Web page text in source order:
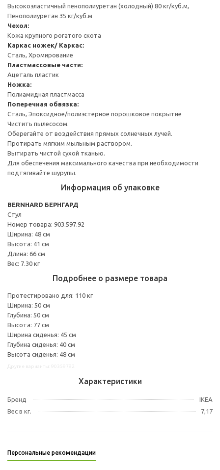
Высокоэластичный пенополиуретан (холодный) 80 кг/куб.м,
Пенополиуретан 35 кг/куб.м
Чехол:
Кожа крупного рогатого скота
Каркас ножек/ Каркас:
Сталь, Хромирование
Пластмассовые части:
Ацеталь пластик
Ножка:
Полиамидная пластмасса
Поперечная обвязка:
Сталь, Эпоксидное/полиэстерное порошковое покрытие
Чистить пылесосом.
Оберегайте от воздействия прямых солнечных лучей.
Протирать мягким мыльным раствором.
Вытирать чистой сухой тканью.
Для обеспечения максимального качества при необходимости
подтягивайте шурупы.
Информация об упаковке
BERNHARD БЕРНГАРД
Стул
Номер товара: 903.597.92
Ширина: 48 см
Высота: 41 см
Длина: 66 см
Вес: 7.30 кг
Подробнее о размере товара
Протестировано для: 110 кг
Ширина: 50 см
Глубина: 50 см
Высота: 77 см
Ширина сиденья: 45 см
Глубина сиденья: 40 см
Высота сиденья: 48 см
Характеристики
Бренд
IKEA
Вес в кг.
7,17
Персональные рекомендации